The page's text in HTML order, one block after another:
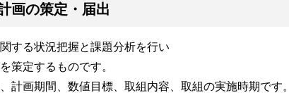
画の策定・届出
する状況把握と課題分析を行い
策定するものです。
計画期間、数値目標、取組内容、取組の実施時期です。